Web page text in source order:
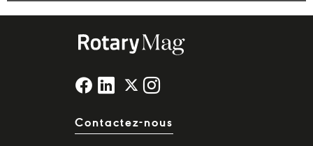
Contactez-nous